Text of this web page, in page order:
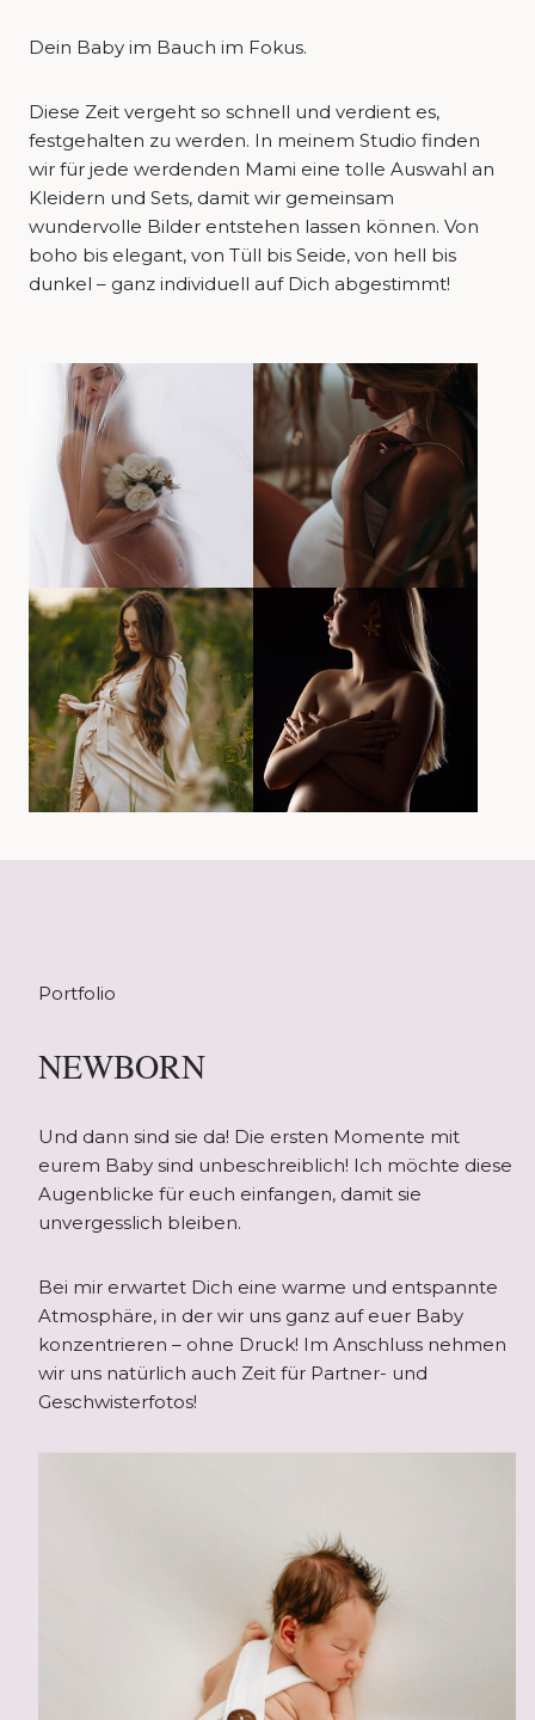
Dein Baby im Bauch im Fokus.
Diese Zeit vergeht so schnell und verdient es,
festgehalten zu werden. In meinem Studio finden
wir für jede werdenden Mami eine tolle Auswahl an
Kleidern und Sets, damit wir gemeinsam
wundervolle Bilder entstehen lassen können. Von
boho bis elegant, von Tüll bis Seide, von hell bis
dunkel – ganz individuell auf Dich abgestimmt!
Portfolio
NEWBORN
Und dann sind sie da! Die ersten Momente mit
eurem Baby sind unbeschreiblich! Ich möchte diese
Augenblicke für euch einfangen, damit sie
unvergesslich bleiben.
Bei mir erwartet Dich eine warme und entspannte
Atmosphäre, in der wir uns ganz auf euer Baby
konzentrieren – ohne Druck! Im Anschluss nehmen
wir uns natürlich auch Zeit für Partner- und
Geschwisterfotos!